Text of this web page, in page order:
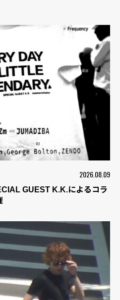
2026.08.09
GUEST K.K.によるコラ